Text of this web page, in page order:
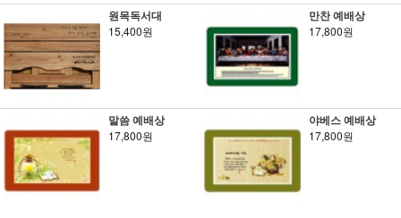
원목독서대
15,400원
만찬 예배상
17,800원
말씀 예배상
17,800원
야베스 예배상
17,800원